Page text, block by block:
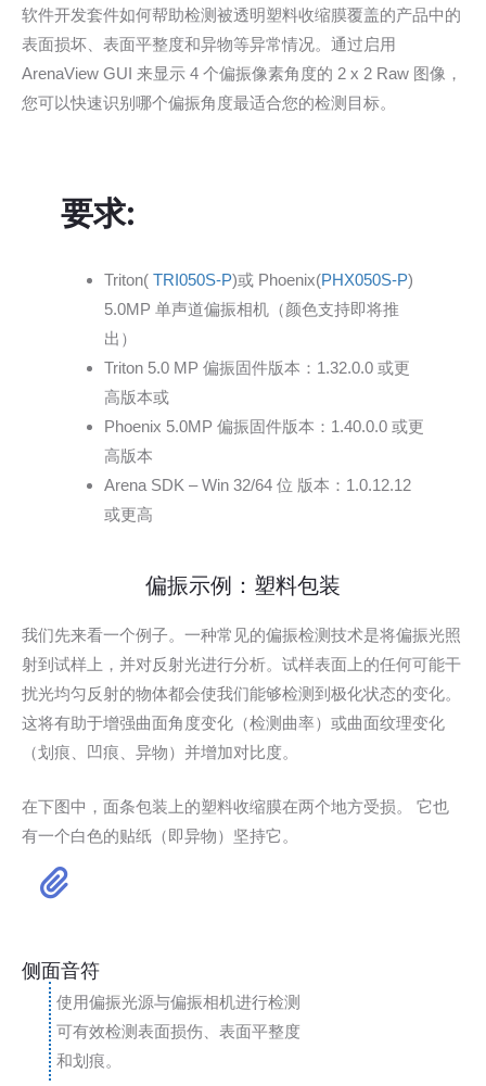
软件开发套件如何帮助检测被透明塑料收缩膜覆盖的产品中的
表面损坏、表面平整度和异物等异常情况。通过启用
ArenaView GUI 来显示 4 个偏振像素角度的 2 x 2 Raw 图像，
您可以快速识别哪个偏振角度最适合您的检测目标。
要求:
Triton(TRI050S-P)或 Phoenix(PHX050S-P)
5.0MP 单声道偏振相机（颜色支持即将推
出）
Triton 5.0 MP 偏振固件版本：1.32.0.0 或更
高版本或
Phoenix 5.0MP 偏振固件版本：1.40.0.0 或更
高版本
Arena SDK – Win 32/64 位 版本：1.0.12.12
或更高
偏振示例：塑料包装
我们先来看一个例子。一种常见的偏振检测技术是将偏振光照
射到试样上，并对反射光进行分析。试样表面上的任何可能干
扰光均匀反射的物体都会使我们能够检测到极化状态的变化。
这将有助于增强曲面角度变化（检测曲率）或曲面纹理变化
（划痕、凹痕、异物）并增加对比度。
在下图中，面条包装上的塑料收缩膜在两个地方受损。 它也
有一个白色的贴纸（即异物）坚持它。
侧面音符
使用偏振光源与偏振相机进行检测
可有效检测表面损伤、表面平整度
和划痕。